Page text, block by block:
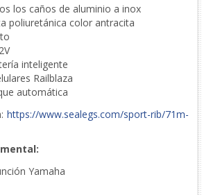
los caños de aluminio a inox
poliuretánica color antracita
inteligente
Railblaza
automática
https://www.sealegs.com/sport-rib/71m-
Yamaha